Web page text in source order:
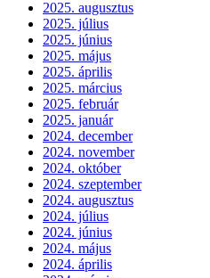
2025. augusztus
2025. július
2025. június
2025. május
2025. április
2025. március
2025. február
2025. január
2024. december
2024. november
2024. október
2024. szeptember
2024. augusztus
2024. július
2024. június
2024. május
2024. április